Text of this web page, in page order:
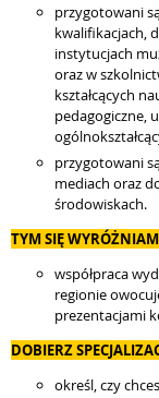
przygotowani
kwalifikacjach,
instytucjach
oraz w
kształcących
pedagogiczne,
przygotowani
mediach oraz
środowiskach.
TYM SIĘ
współpraca
regionie
prezentacjami
DOBIERZ
określ, czy